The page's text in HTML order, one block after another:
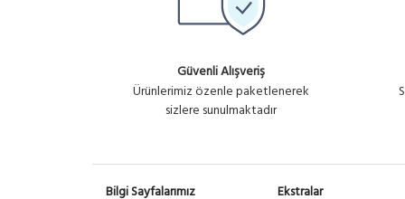
Güvenli Alışveriş
Ürünlerimiz özenle paketlenerek
sizlere sunulmaktadır
Bilgi Sayfalarımız Ekstralar